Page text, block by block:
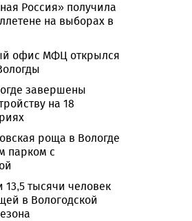
Россия» получила
на выборах в
офис МФЦ открылся
завершены
на 18
роща в Вологде
парком с
13,5 тысячи человек
в Вологодской